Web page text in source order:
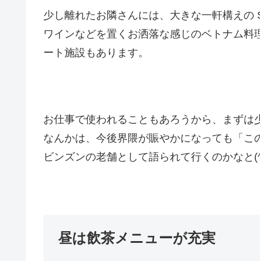
少し離れたお隣さんには、大きな一軒構えの
ワインなどを置くお洒落な感じのベトナム
ート施設もあります。
お仕事で使われることもあろうから、まず
なんかは、今後界隈が賑やかになっても「こ
ビンズンの老舗として語られて行くのかなと
昼は飲茶メニューが充実